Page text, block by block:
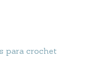
para crochet